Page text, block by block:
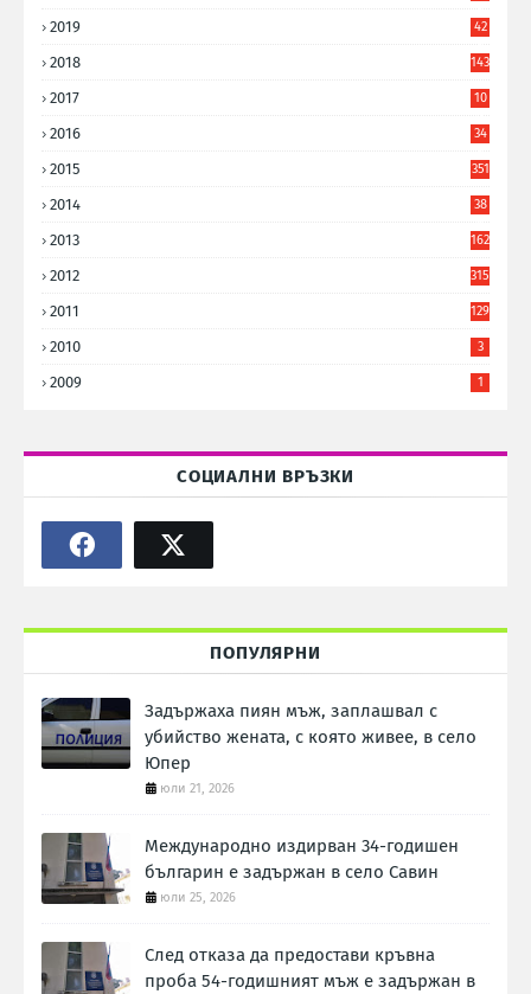
2019
42
2018 143
2017
10
2016
34
2015 351
2014
38
2013 162
2012 315
2011 129
2010 3
2009 1
СОЦИАЛНИ ВРЪЗКИ
ПОПУЛЯРНИ
Задържаха пиян мъж, заплашвал с
убийство жената, с която живее, в село
Юпер
юли 21, 2026
Международно издирван 34-годишен
българин е задържан в село Савин
юли 25, 2026
След отказа да предостави кръвна
проба 54-годишният мъж е задържан в